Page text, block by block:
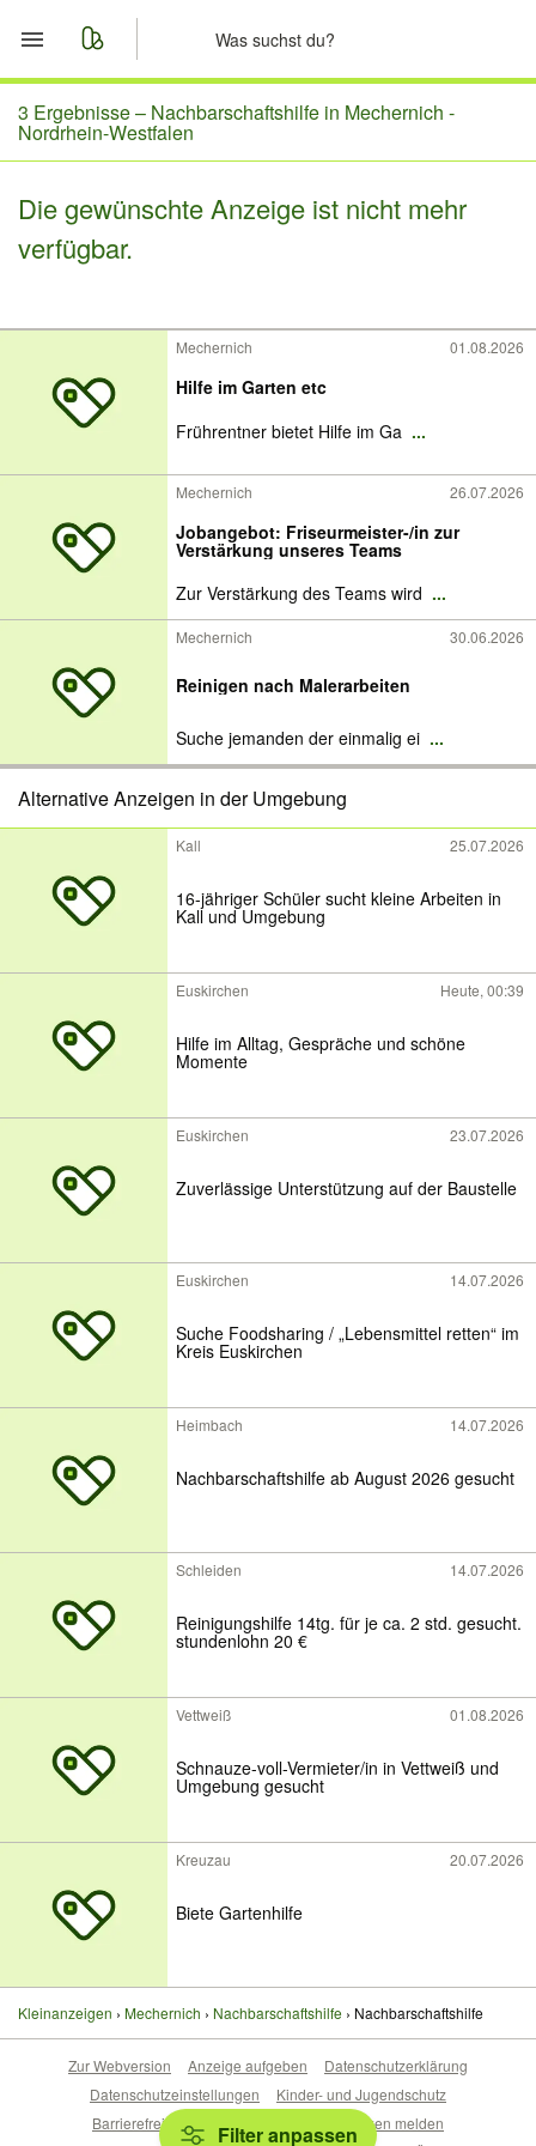
Start
Merkliste
Nachrichten
3 Ergebnisse – Nachbarschaftshilfe in Mechernich -
Nordrhein-Westfalen
Die gewünschte Anzeige ist nicht mehr
verfügbar.
Mechernich 01.08.2026
Hilfe im Garten etc
Frührentner bietet Hilfe im Ga ...
Mechernich 26.07.2026
Jobangebot: Friseurmeister-/in zur
Verstärkung unseres Teams
Zur Verstärkung des Teams wird ...
Mechernich 30.06.2026
Reinigen nach Malerarbeiten
Suche jemanden der einmalig ei ...
Alternative Anzeigen in der Umgebung
Kall 25.07.2026
16-jähriger Schüler sucht kleine Arbeiten in
Kall und Umgebung
Euskirchen Heute, 00:39
Hilfe im Alltag, Gespräche und schöne
Momente
Euskirchen 23.07.2026
Zuverlässige Unterstützung auf der Baustelle
Euskirchen 14.07.2026
Suche Foodsharing / „Lebensmittel retten“ im
Kreis Euskirchen
Heimbach 14.07.2026
Nachbarschaftshilfe ab August 2026 gesucht
Schleiden 14.07.2026
Reinigungshilfe 14tg. für je ca. 2 std. gesucht.
stundenlohn 20 €
Vettweiß 01.08.2026
Schnauze-voll-Vermieter/in in Vettweiß und
Umgebung gesucht
Kreuzau 20.07.2026
Biete Gartenhilfe
Kleinanzeigen Mechernich Nachbarschaftshilfe Nachbarschaftshilfe
Filter anpassen
Zur Webversion Anzeige aufgeben
Datenschutzerklärung
Datenschutzeinstellungen
Kinder- und Jugendschutz
Barrierefreiheitserklärung
Sicherheitslücken melden